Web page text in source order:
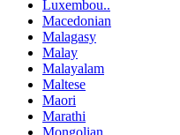
Luxembou..
Macedonian
Malagasy
Malay
Malayalam
Maltese
Maori
Marathi